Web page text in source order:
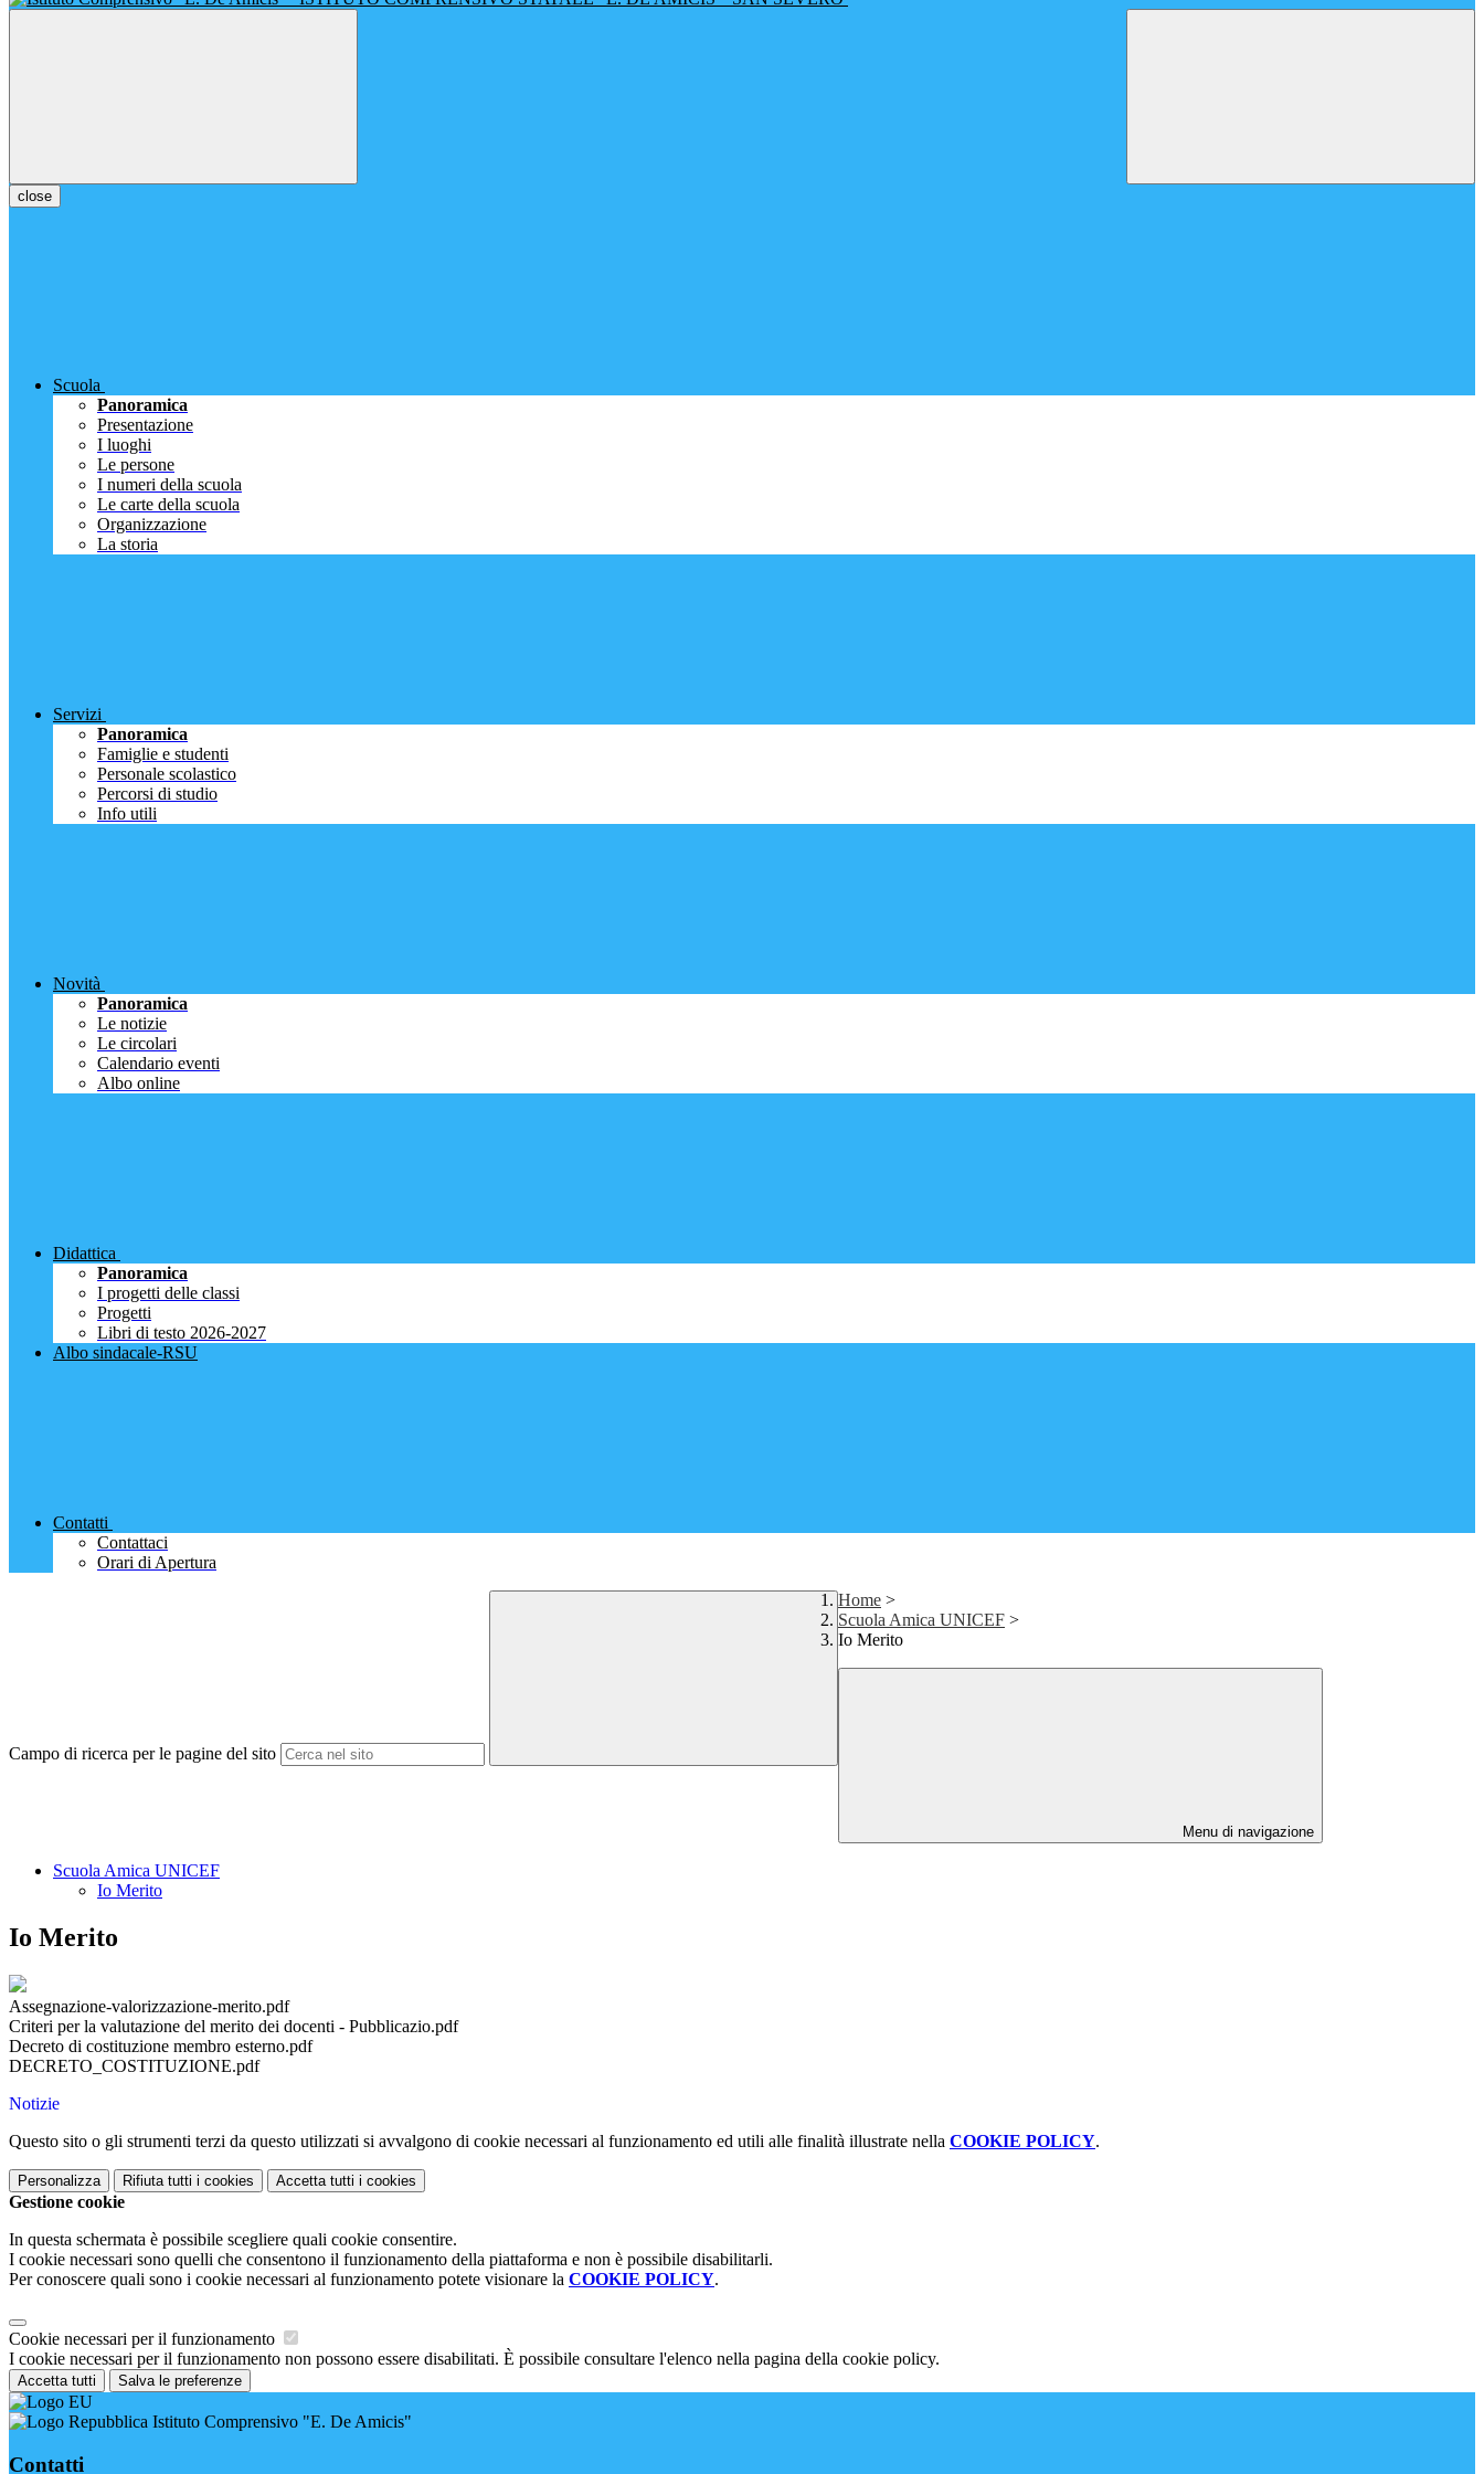
close
Scuola
Panoramica
Presentazione
I luoghi
Le persone
I numeri della scuola
Le carte della scuola
Organizzazione
La storia
Servizi
Panoramica
Famiglie e studenti
Personale scolastico
Percorsi di studio
Info utili
Novità
Panoramica
Le notizie
Le circolari
Calendario eventi
Albo online
Didattica
Panoramica
I progetti delle classi
Progetti
Libri di testo 2026-2027
Albo sindacale-RSU
Contatti
Contattaci
Orari di Apertura
Campo di ricerca per le pagine del sito
Home >
Scuola Amica UNICEF >
Io Merito
Menu di navigazione
Scuola Amica UNICEF
Io Merito
Io Merito
Assegnazione-valorizzazione-merito.pdf
Criteri per la valutazione del merito dei docenti - Pubblicazio.pdf
Decreto di costituzione membro esterno.pdf
DECRETO_COSTITUZIONE.pdf
Notizie
Questo sito o gli strumenti terzi da questo utilizzati si avvalgono di cookie necessari al funzionamento ed utili alle finalità illustrate nella COOKIE POLICY.
Personalizza Rifiuta tutti i cookies Accetta tutti i cookies
Gestione cookie
In questa schermata è possibile scegliere quali cookie consentire.
I cookie necessari sono quelli che consentono il funzionamento della piattaforma e non è possibile disabilitarli.
Per conoscere quali sono i cookie necessari al funzionamento potete visionare la COOKIE POLICY.
Cookie necessari per il funzionamento
I cookie necessari per il funzionamento non possono essere disabilitati. È possibile consultare l'elenco nella pagina della cookie policy.
Accetta tutti Salva le preferenze
Istituto Comprensivo "E. De Amicis"
Contatti